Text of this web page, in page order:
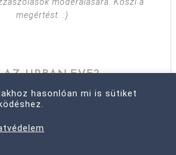
moderálására. Köszi a
megértést. :)
URBAN:EVE?
hasonlóan mi is sütiket